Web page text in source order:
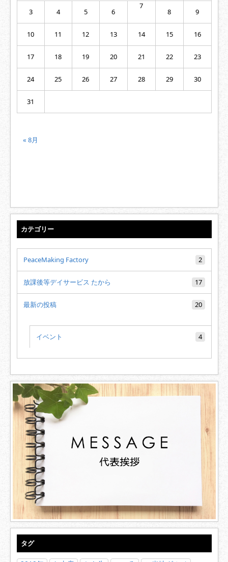
3 4 5 6
7
8 9
10 11 12 13 14 15 16
17 18 19 20 21 22 23
24 25 26 27 28 29 30
31
« 8月
カテゴリー
PeaceMaking Factory 2
放課後等デイサービス たから 17
最新の投稿 20
イベント 4
タグ